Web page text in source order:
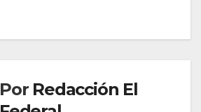
Por Redacción El